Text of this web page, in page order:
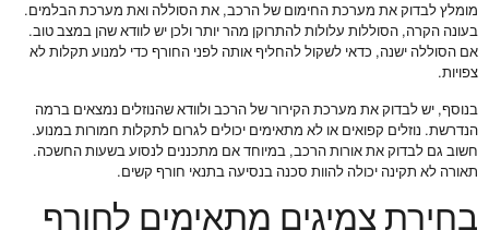
מומלץ לבדוק את מערכת החימום של הרכב, את הסוללה ואת מערכת הבלמים.
בעונה הקרה, הסוללות עלולות להתרוקן מהר יותר ולכן יש לוודא שהן במצב טוב.
אם הסוללה ישנה, כדאי לשקול להחליף אותה לפני החורף כדי למנוע תקלות לא
צפויות.
בנוסף, יש לבדוק את מערכת הקירור של הרכב ולוודא שהנוזלים נמצאים ברמה
הנדרשת. נוזלים קפואים או לא מתאימים יכולים לגרום לתקלות חמורות במנוע.
חשוב גם לבדוק את אורות הרכב, במיוחד אם מתכננים לנסוע בשעות החשכה.
תאורה לא תקינה יכולה להוות סכנה בנסיעה בתנאי חורף קשים.
בחירת צמיגים מתאימים לחורף